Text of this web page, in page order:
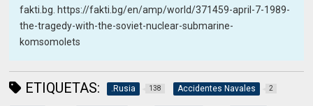
fakti.bg. https://fakti.bg/en/amp/world/371459-april-7-1989-
the-tragedy-with-the-soviet-nuclear-submarine-
komsomolets
ETIQUETAS: .Rusia 138 Accidentes Navales 2